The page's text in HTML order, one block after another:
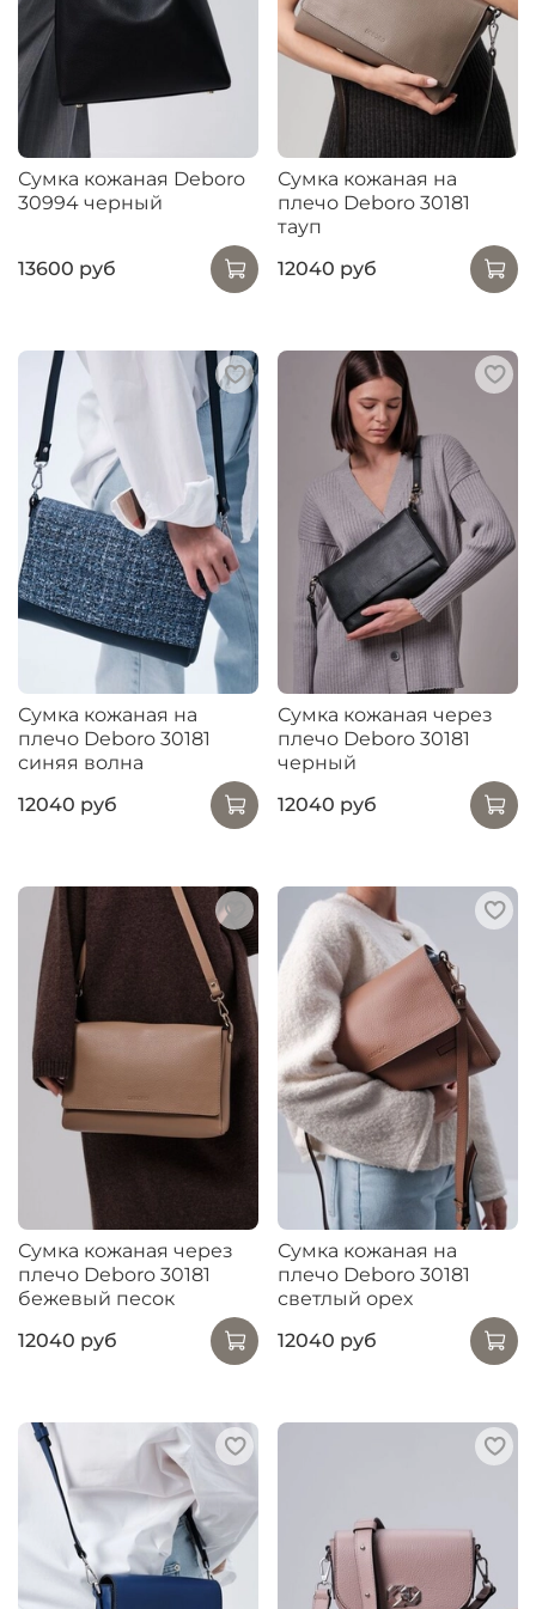
Сумка кожаная Deboro
30994 черный
13600 руб
Сумка кожаная на
плечо Deboro 30181
тауп
12040 руб
Сумка кожаная на
плечо Deboro 30181
синяя волна
12040 руб
Сумка кожаная через
плечо Deboro 30181
черный
12040 руб
Сумка кожаная через
плечо Deboro 30181
бежевый песок
12040 руб
Сумка кожаная на
плечо Deboro 30181
светлый орех
12040 руб